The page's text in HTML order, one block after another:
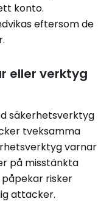
konto.
eftersom de
eller verktyg
säkerhetsverktyg
tveksamma
varnar
på misstänkta
risker
attacker.